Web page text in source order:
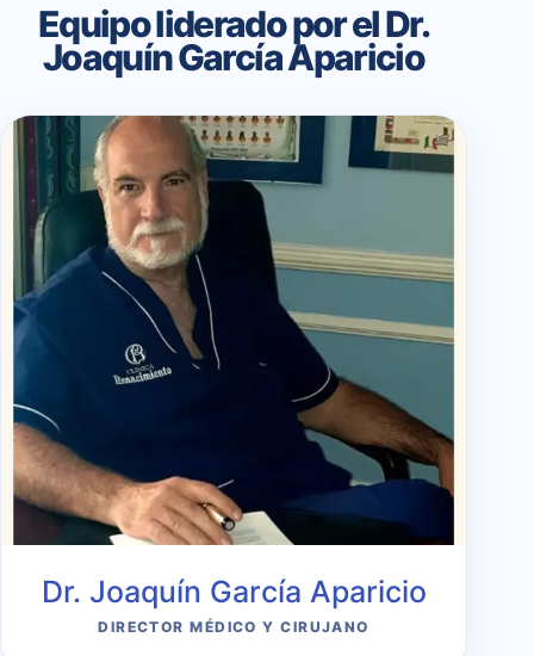
Equipo liderado por el Dr.
Joaquín García Aparicio
Dr. Joaquín García Aparicio
DIRECTOR MÉDICO Y CIRUJANO